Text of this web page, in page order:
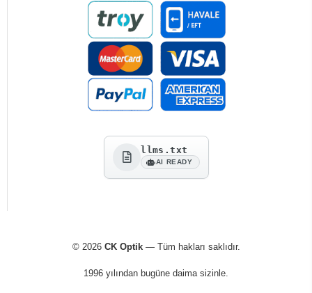
llms.txt
AI READY
© 2026 CK Optik— Tüm hakları saklıdır.
1996 yılından bugüne daima sizinle.